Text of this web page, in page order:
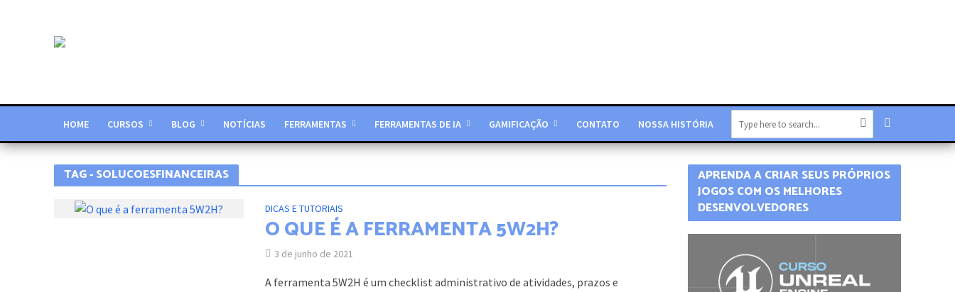
HOME CURSOS BLOG NOTÍCIAS FERRAMENTAS FERRAMENTAS DE IA GAMIFICAÇÃO CONTATO NOSSA HISTÓRIA
TAG - SOLUCOESFINANCEIRAS
DICAS E TUTORIAIS
O QUE É A FERRAMENTA 5W2H?
3 de junho de 2021
A ferramenta 5W2H é um checklist administrativo de atividades, prazos e
APRENDA A CRIAR SEUS PRÓPRIOS
JOGOS COM OS MELHORES
DESENVOLVEDORES